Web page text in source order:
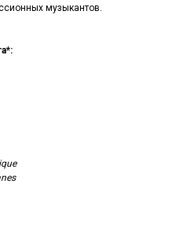
музыкантов.